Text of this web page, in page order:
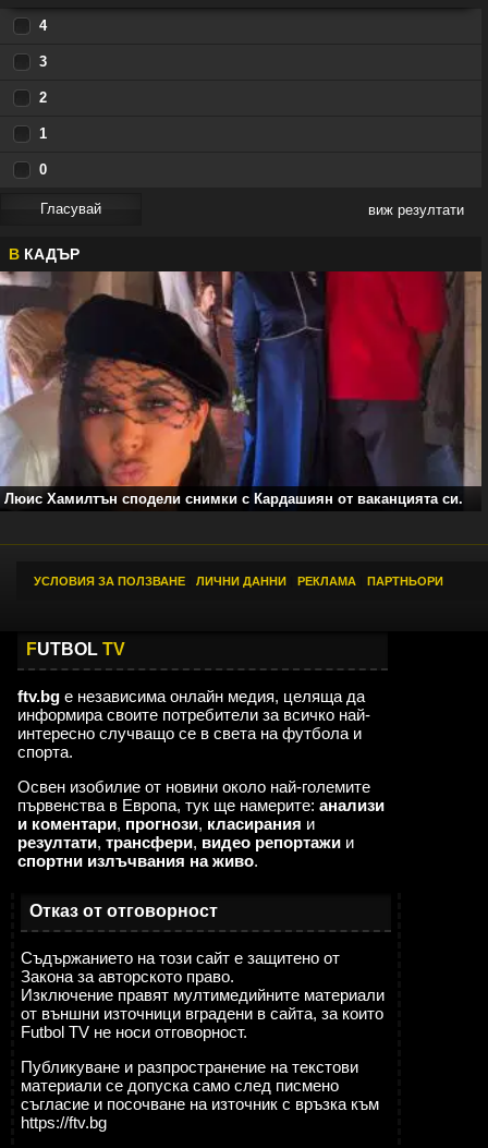
4
3
2
1
0
виж резултати
В КАДЪР
Люис Хамилтън сподели снимки с Кардашиян от ваканцията си.
УСЛОВИЯ ЗА ПОЛЗВАНЕ ЛИЧНИ ДАННИ РЕКЛАМА ПАРТНЬОРИ
FUTBOL TV
ftv.bg е независима онлайн медия, целяща да
информира своите потребители за всичко най-
интересно случващо се в света на футбола и
спорта.
Освен изобилие от новини около най-големите
първенства в Европа, тук ще намерите: анализи
и коментари, прогнози, класирания и
резултати, трансфери, видео репортажи и
спортни излъчвания на живо.
Отказ от отговорност
Съдържанието на този сайт е защитено от
Закона за авторското право.
Изключение правят мултимедийните материали
от външни източници вградени в сайта, за които
Futbol TV не носи отговорност.
Публикуване и разпространение на текстови
материали се допуска само след писмено
съгласие и посочване на източник с връзка към
https://ftv.bg